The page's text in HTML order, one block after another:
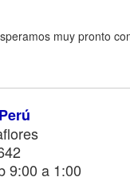
muy pronto
9:00 a 1:00